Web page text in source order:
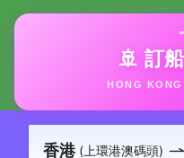
🚢 訂
HONG KONG
香港 (上環港澳碼頭)